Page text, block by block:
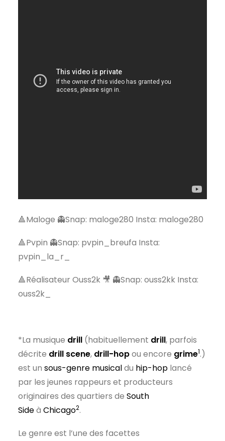
🔺Maloge 👻Snap: maloge280 Insta: maloge280
🔺Pvpin 👻Snap: pvpin_breufa Insta:
pvpin_la_r_
🔺Réalisateur Ouss2k 🎥 👻Snap: ouss2kk Insta:
ouss2k_
*La musique drill (habituellement drill, parfois
décrite drill scene, drill-hopou encore grime1.)
est un sous-genre musicaldu hip-hop lancé
par les jeunes rappeurs et producteurs
originaires des quartiers de South
Sideà Chicago2.
Le genre est l’une des facettes